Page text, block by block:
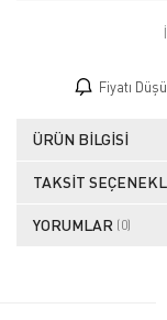
Fiyatı
ÜRÜN BILGISI
TAKSIT
YORUMLAR (0)